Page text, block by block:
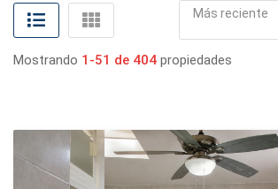
Más reciente
Mostrando 1-51 de 404 propiedades